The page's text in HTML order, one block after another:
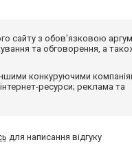
сайту з обов'язковою
та обговорення, а
конкуруючими
ресурси; реклама та
для написання відгуку